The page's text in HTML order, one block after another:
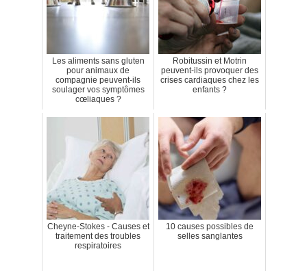
Les aliments sans gluten
pour animaux de
compagnie peuvent-ils
soulager vos symptômes
cœliaques ?
Robitussin et Motrin
peuvent-ils provoquer des
crises cardiaques chez les
enfants ?
Cheyne-Stokes - Causes et
traitement des troubles
respiratoires
10 causes possibles de
selles sanglantes